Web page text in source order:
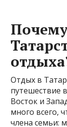
Отдых в
путешествие
Восток и
много всего,
члена семьи: